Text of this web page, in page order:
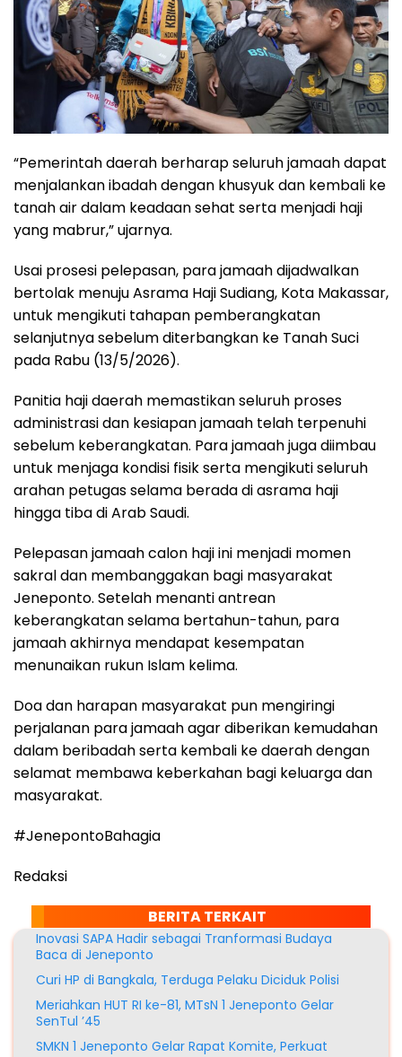
“Pemerintah daerah berharap seluruh jamaah dapat
menjalankan ibadah dengan khusyuk dan kembali ke
tanah air dalam keadaan sehat serta menjadi haji
yang mabrur,” ujarnya.
Usai prosesi pelepasan, para jamaah dijadwalkan
bertolak menuju Asrama Haji Sudiang, Kota Makassar,
untuk mengikuti tahapan pemberangkatan
selanjutnya sebelum diterbangkan ke Tanah Suci
pada Rabu (13/5/2026).
Panitia haji daerah memastikan seluruh proses
administrasi dan kesiapan jamaah telah terpenuhi
sebelum keberangkatan. Para jamaah juga diimbau
untuk menjaga kondisi fisik serta mengikuti seluruh
arahan petugas selama berada di asrama haji
hingga tiba di Arab Saudi.
Pelepasan jamaah calon haji ini menjadi momen
sakral dan membanggakan bagi masyarakat
Jeneponto. Setelah menanti antrean
keberangkatan selama bertahun-tahun, para
jamaah akhirnya mendapat kesempatan
menunaikan rukun Islam kelima.
Doa dan harapan masyarakat pun mengiringi
perjalanan para jamaah agar diberikan kemudahan
dalam beribadah serta kembali ke daerah dengan
selamat membawa keberkahan bagi keluarga dan
masyarakat.
#JenepontoBahagia
Redaksi
BERITA TERKAIT
Inovasi SAPA Hadir sebagai Tranformasi Budaya
Baca di Jeneponto
Curi HP di Bangkala, Terduga Pelaku Diciduk Polisi
Meriahkan HUT RI ke-81, MTsN 1 Jeneponto Gelar
SenTul ’45
SMKN 1 Jeneponto Gelar Rapat Komite, Perkuat